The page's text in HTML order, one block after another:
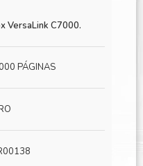
VersaLink C7000.
PÁGINAS